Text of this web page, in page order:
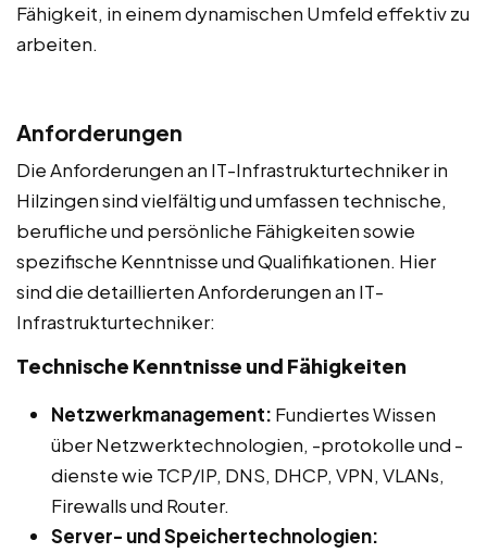
Fähigkeit, in einem dynamischen Umfeld effektiv zu
arbeiten.
Anforderungen
Die Anforderungen an IT-Infrastrukturtechniker in
Hilzingen sind vielfältig und umfassen technische,
berufliche und persönliche Fähigkeiten sowie
spezifische Kenntnisse und Qualifikationen. Hier
sind die detaillierten Anforderungen an IT-
Infrastrukturtechniker:
Technische Kenntnisse und Fähigkeiten
Netzwerkmanagement: Fundiertes Wissen
über Netzwerktechnologien, -protokolle und -
dienste wie TCP/IP, DNS, DHCP, VPN, VLANs,
Firewalls und Router.
Server- und Speichertechnologien: